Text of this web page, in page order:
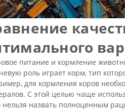
питание и кормление
роль играет корм, тип
для кормления коров
С этой целью чаще
нельзя назвать полноценным